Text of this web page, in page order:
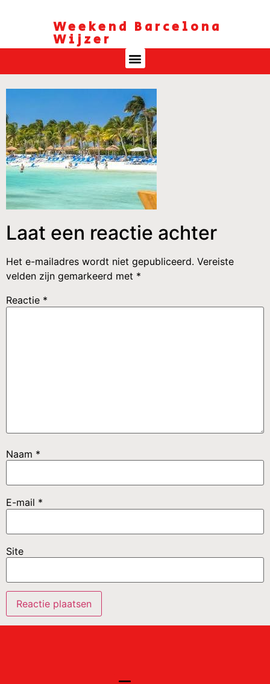
Weekend Barcelona
Wijzer
Laat een reactie achter
Het e-mailadres wordt niet gepubliceerd. Vereiste
velden zijn gemarkeerd met *
Reactie *
Naam *
E-mail *
Site